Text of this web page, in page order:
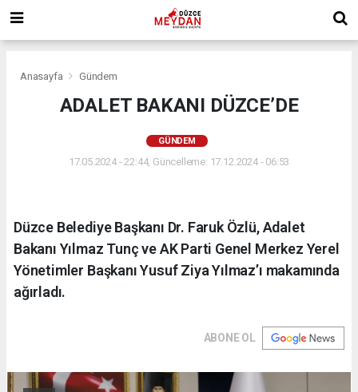
Anasayfa Gündem
ADALET BAKANI DÜZCE’DE
GÜNDEM
17.05.2024 - 22:44, Güncelleme: 17.12.2024 - 06:53
Düzce Belediye Başkanı Dr. Faruk Özlü, Adalet
Bakanı Yılmaz Tunç ve AK Parti Genel Merkez Yerel
Yönetimler Başkanı Yusuf Ziya Yılmaz’ı makamında
ağırladı.
ABONE OL